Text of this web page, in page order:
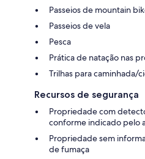
Passeios de mountain
Passeios de vela
Pesca
Prática de natação nas
Trilhas para caminhada/
Recursos de segurança
Propriedade com
conforme indicado pelo
Propriedade sem
de fumaça